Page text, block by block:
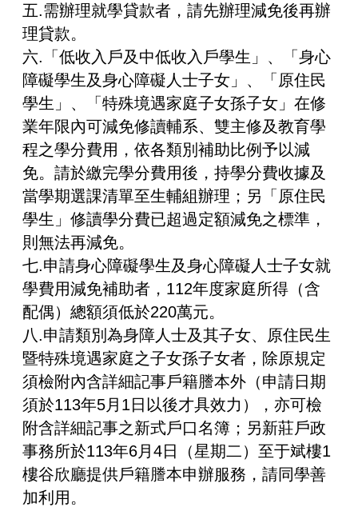
五.需辦理就學貸款者，請先辦理減免後再辦
理貸款。
六.「低收入戶及中低收入戶學生」、「身心
障礙學生及身心障礙人士子女」、「原住民
學生」、「特殊境遇家庭子女孫子女」在修
業年限內可減免修讀輔系、雙主修及教育學
程之學分費用，依各類別補助比例予以減
免。請於繳完學分費用後，持學分費收據及
當學期選課清單至生輔組辦理；另「原住民
學生」修讀學分費已超過定額減免之標準，
則無法再減免。
七.申請身心障礙學生及身心障礙人士子女就
學費用減免補助者，112年度家庭所得（含
配偶）總額須低於220萬元。
八.申請類別為身障人士及其子女、原住民生
暨特殊境遇家庭之子女孫子女者，除原規定
須檢附內含詳細記事戶籍謄本外（申請日期
須於113年5月1日以後才具效力），亦可檢
附含詳細記事之新式戶口名簿；另新莊戶政
事務所於113年6月4日（星期二）至于斌樓1
樓谷欣廳提供戶籍謄本申辦服務，請同學善
加利用。